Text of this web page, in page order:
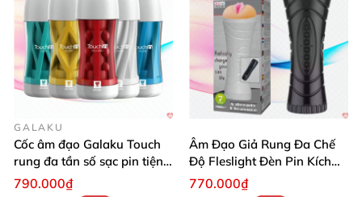
GALAKU
Cốc âm đạo Galaku Touch
rung đa tần số sạc pin tiện
lợi mua ngay
790.000₫
Âm Đạo Giả Rung Đa Chế
Độ Fleslight Đèn Pin Kích
Thích
770.000₫